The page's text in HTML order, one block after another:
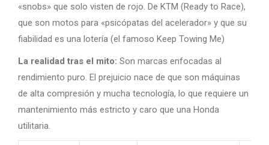
«snobs» que solo visten de rojo. De KTM (Ready to Race),
que son motos para «psicópatas del acelerador» y que su
fiabilidad es una lotería (el famoso Keep Towing Me)
La realidad tras el mito: Son marcas enfocadas al
rendimiento puro. El prejuicio nace de que son máquinas
de alta compresión y mucha tecnología, lo que requiere un
mantenimiento más estricto y caro que una Honda
utilitaria.